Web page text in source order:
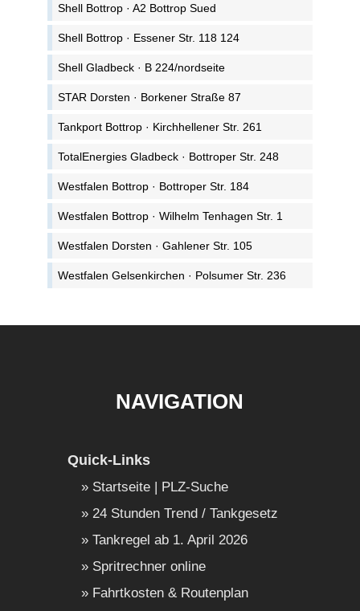
Shell Bottrop · A2 Bottrop Sued
Shell Bottrop · Essener Str. 118 124
Shell Gladbeck · B 224/nordseite
STAR Dorsten · Borkener Straße 87
Tankport Bottrop · Kirchhellener Str. 261
TotalEnergies Gladbeck · Bottroper Str. 248
Westfalen Bottrop · Bottroper Str. 184
Westfalen Bottrop · Wilhelm Tenhagen Str. 1
Westfalen Dorsten · Gahlener Str. 105
Westfalen Gelsenkirchen · Polsumer Str. 236
NAVIGATION
Quick-Links
Startseite | PLZ-Suche
24 Stunden Trend / Tankgesetz
Tankregel ab 1. April 2026
Spritrechner online
Fahrtkosten & Routenplan